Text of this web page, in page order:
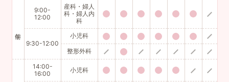
9:00-
12:00
産科・婦人
科・婦人内
科
9:30-12:00
小児科
整形外科
14:00-
16:00
小児科